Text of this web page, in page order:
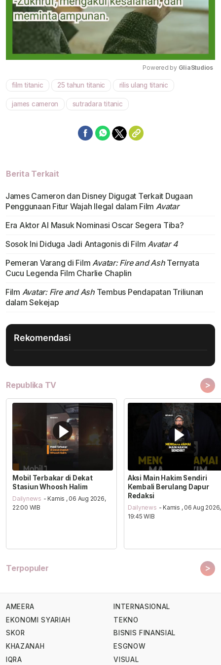
Powered by GliaStudios
film titanic 25 tahun titanic rilis ulang titanic
james cameron sutradara titanic
Berita Terkait
James Cameron dan Disney Digugat Terkait Dugaan
Penggunaan Fitur Wajah Ilegal dalam Film Avatar
Era Aktor AI Masuk Nominasi Oscar Segera Tiba?
Sosok Ini Diduga Jadi Antagonis di FilmAvatar 4
Pemeran Varang di FilmAvatar: Fire and AshTernyata
Cucu Legenda Film Charlie Chaplin
Film Avatar: Fire and Ash Tembus Pendapatan Triliunan
dalam Sekejap
Rekomendasi
Republika TV >
Mobil Terbakar di Dekat
Stasiun Whoosh Halim
Dailynews - Kamis , 06 Aug 2026,
22:00 WIB
Aksi Main Hakim Sendiri
Kembali Berulang Dapur
Redaksi
Dailynews - Kamis , 06 Aug 2026,
19:45 WIB
Terpopuler >
AMEERA
EKONOMI SYARIAH
SKOR
KHAZANAH
IQRA
INTERNASIONAL
TEKNO
BISNIS FINANSIAL
ESGNOW
VISUAL